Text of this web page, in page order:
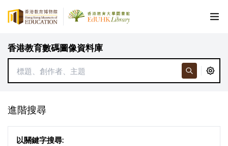
香港教育數碼圖像資料庫
進階搜尋
以關鍵字搜尋: